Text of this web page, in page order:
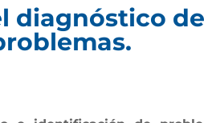
diagnóstico